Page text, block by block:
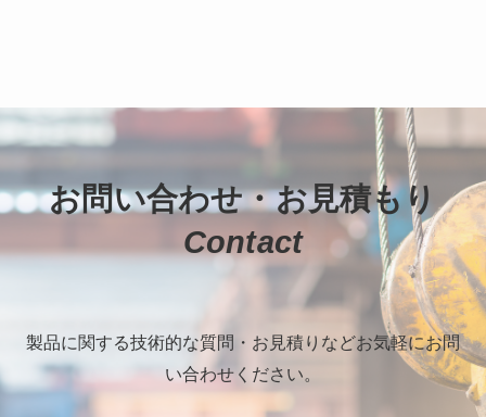
お問い合わせ・お見積もり
Contact
製品に関する技術的な質問・お見積りなどお気軽にお問
い合わせください。